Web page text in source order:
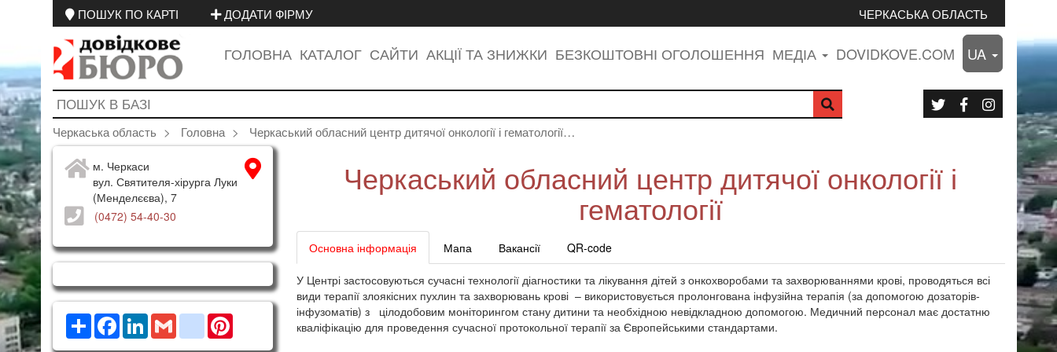
ПОШУК ПО КАРТІ ДОДАТИ ФІРМУ ЧЕРКАСЬКА ОБЛАСТЬ
ГОЛОВНА КАТАЛОГ САЙТИ АКЦІЇ ТА ЗНИЖКИ БЕЗКОШТОВНІ ОГОЛОШЕННЯ МЕДІА DOVIDKOVE.COM UA
Черкаська область Головна Черкаський обласний центр дитячої онкології і гематології…
м. Черкаси
вул. Святителя-хірурга Луки
(Менделєєва), 7
(0472) 54-40-30
РесурсFacebook
LinkedInGmailgoogle_bookmarks
Pinterest
Черкаський обласний центр дитячої онкології і
гематології
Основна інформація Мапа Вакансії QR-code
У Центрі застосовуються сучасні технології діагностики та лікування дітей з онкохворобами та захворюваннями крові, проводяться всі
види терапії злоякісних пухлин та захворювань крові – використовується пролонгована інфузійна терапія (за допомогою дозаторів-
інфузоматів) з цілодобовим моніторингом стану дитини та необхідною невідкладною допомогою. Медичний персонал має достатню
кваліфікацію для проведення сучасної протокольної терапії за Європейськими стандартами.